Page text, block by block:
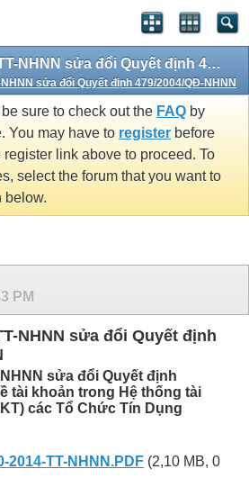
Thông tư 10/2014/TT-NHNN sửa đổi Quyết định 479/2004/QĐ-NHNN
sửa đổi Quyết định 479/2004/QĐ-NHNN
sure to check out the FAQ by
You may have to register before
link above to proceed. To
select the forum that you want to
below.
PM
NHNN sửa đổi Quyết định
sửa đổi Quyết định
tài khoản trong Hệ thống tài
các Tổ Chức Tín Dụng
2014-TT-NHNN.PDF‎